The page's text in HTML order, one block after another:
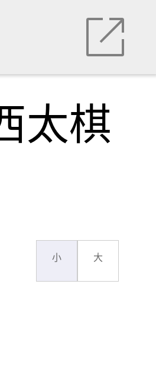
太棋
小 大